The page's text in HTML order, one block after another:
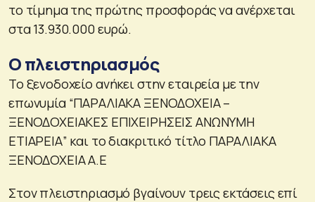
το τίμημα της πρώτης προσφοράς να ανέρχεται
στα 13.930.000 ευρώ.
Ο πλειστηριασμός
Το ξενοδοχείο ανήκει στην εταιρεία με την
επωνυμία “ΠΑΡΑΛΙΑΚΑ ΞΕΝΟΔΟΧΕΙΑ –
ΞΕΝΟΔΟΧΕΙΑΚΕΣ ΕΠΙΧΕΙΡΗΣΕΙΣ ΑΝΩΝΥΜΗ
ΕΤΙΑΡΕΙΑ” και το διακριτικό τίτλο ΠΑΡΑΛΙΑΚΑ
ΞΕΝΟΔΟΧΕΙΑ Α.Ε
Στον πλειστηριασμό βγαίνουν τρεις εκτάσεις επί